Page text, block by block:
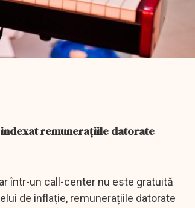
remunerațiile datorate
într-un call-center nu este gratuită
de inflație, remunerațiile datorate